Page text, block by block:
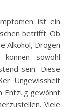
betrifft. Ob
Alkohol, Drogen
sowohl
sein. Diese
Ungewissheit
Entzug gewöhnt
Viele